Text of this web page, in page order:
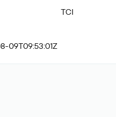
TCI
09T09:53:01Z